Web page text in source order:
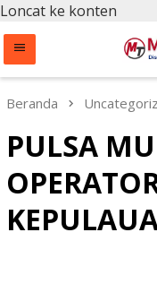
Loncat ke konten
Beranda
PULSA